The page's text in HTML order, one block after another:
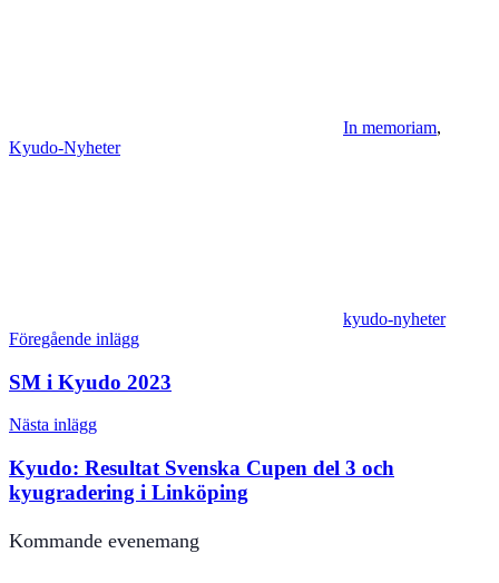
In memoriam,
Kyudo-Nyheter
kyudo-nyheter
Inläggsnavigering
Föregående inlägg
SM i Kyudo 2023
Nästa inlägg
Kyudo: Resultat Svenska Cupen del 3 och
kyugradering i Linköping
Kommande evenemang